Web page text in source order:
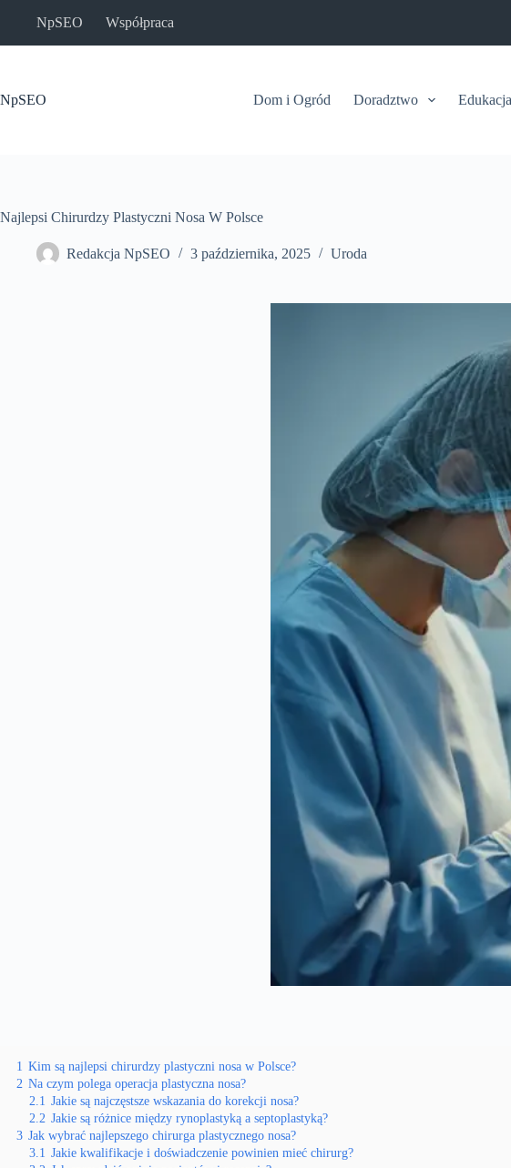
NpSEO Współpraca
NpSEO Dom i Ogród Doradztwo Edukacja
Najlepsi Chirurdzy Plastyczni Nosa W Polsce
Redakcja NpSEO 3 października, 2025 Uroda
1 Kim są najlepsi chirurdzy plastyczni nosa w Polsce?
2 Na czym polega operacja plastyczna nosa?
2.1 Jakie są najczęstsze wskazania do korekcji nosa?
2.2 Jakie są różnice między rynoplastyką a septoplastyką?
3 Jak wybrać najlepszego chirurga plastycznego nosa?
3.1 Jakie kwalifikacje i doświadczenie powinien mieć chirurg?